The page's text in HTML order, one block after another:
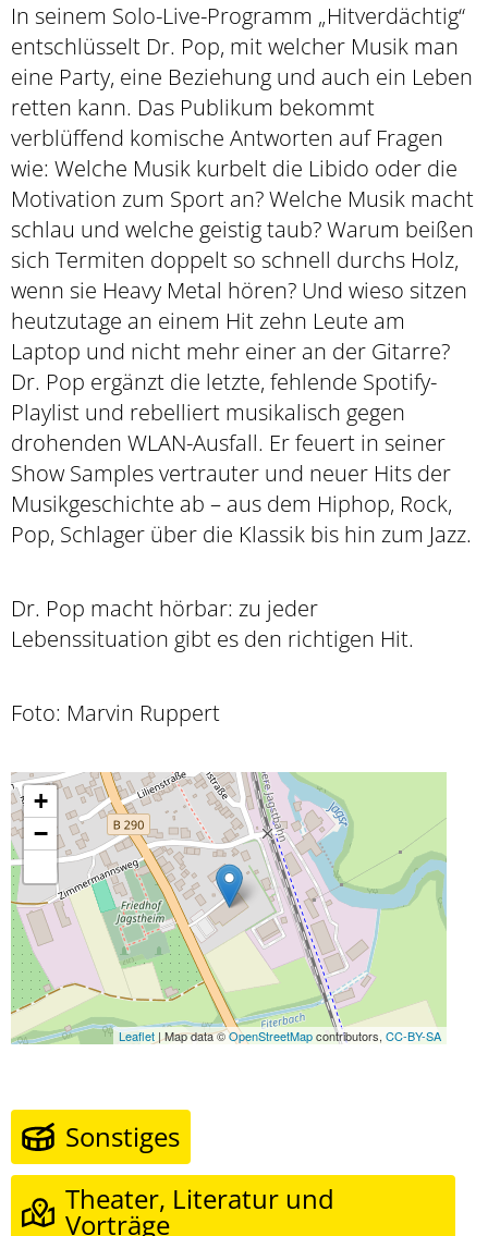
In seinem Solo-Live-Programm „Hitverdächtig“
entschlüsselt Dr. Pop, mit welcher Musik man
eine Party, eine Beziehung und auch ein Leben
retten kann. Das Publikum bekommt
verblüffend komische Antworten auf Fragen
wie: Welche Musik kurbelt die Libido oder die
Motivation zum Sport an? Welche Musik macht
schlau und welche geistig taub? Warum beißen
sich Termiten doppelt so schnell durchs Holz,
wenn sie Heavy Metal hören? Und wieso sitzen
heutzutage an einem Hit zehn Leute am
Laptop und nicht mehr einer an der Gitarre?
Dr. Pop ergänzt die letzte, fehlende Spotify-
Playlist und rebelliert musikalisch gegen
drohenden WLAN-Ausfall. Er feuert in seiner
Show Samples vertrauter und neuer Hits der
Musikgeschichte ab – aus dem Hiphop, Rock,
Pop, Schlager über die Klassik bis hin zum Jazz.
Dr. Pop macht hörbar: zu jeder
Lebenssituation gibt es den richtigen Hit.
Foto: Marvin Ruppert
+
−
Leaflet | Map data ©OpenStreetMapcontributors, CC-BY-SA
Sonstiges
Theater, Literatur und
Vorträge